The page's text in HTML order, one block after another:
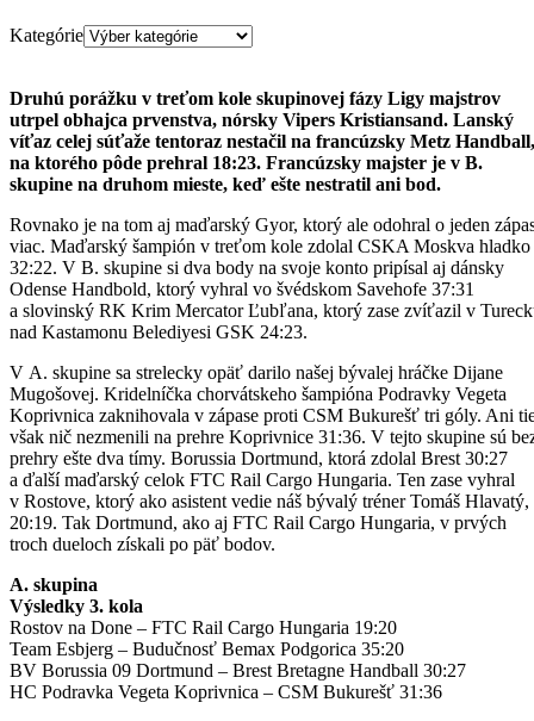
Kategórie
Druhú porážku v treťom kole skupinovej fázy Ligy majstrov
utrpel obhajca prvenstva, nórsky Vipers Kristiansand. Lanský
víťaz celej súťaže tentoraz nestačil na francúzsky Metz Handball,
na ktorého pôde prehral 18:23. Francúzsky majster je v B.
skupine na druhom mieste, keď ešte nestratil ani bod.
Rovnako je na tom aj maďarský Gyor, ktorý ale odohral o jeden
viac. Maďarský šampión v treťom kole zdolal CSKA Moskva hladko
32:22. V B. skupine si dva body na svoje konto pripísal aj dánsky
Odense Handbold, ktorý vyhral vo švédskom Savehofe 37:31
a slovinský RK Krim Mercator Ľubľana, ktorý zase zvíťazil v
nad Kastamonu Belediyesi GSK 24:23.
V A. skupine sa strelecky opäť darilo našej bývalej hráčke Dijane
Mugošovej. Kridelníčka chorvátskeho šampióna Podravky Vegeta
Koprivnica zaknihovala v zápase proti CSM Bukurešť tri góly. Ani
však nič nezmenili na prehre Koprivnice 31:36. V tejto skupine sú
prehry ešte dva tímy. Borussia Dortmund, ktorá zdolal Brest 30:27
a ďalší maďarský celok FTC Rail Cargo Hungaria. Ten zase vyhral
v Rostove, ktorý ako asistent vedie náš bývalý tréner Tomáš Hlavatý,
20:19. Tak Dortmund, ako aj FTC Rail Cargo Hungaria, v prvých
troch dueloch získali po päť bodov.
A. skupina
Výsledky 3. kola
Rostov na Done – FTC Rail Cargo Hungaria 19:20
Team Esbjerg – Budučnosť Bemax Podgorica 35:20
BV Borussia 09 Dortmund – Brest Bretagne Handball 30:27
HC Podravka Vegeta Koprivnica – CSM Bukurešť 31:36